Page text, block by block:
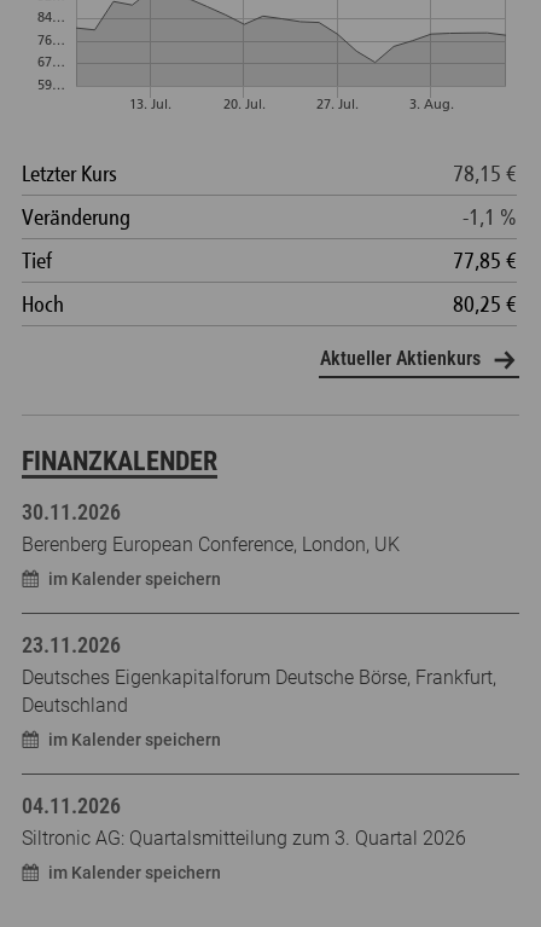
Aktueller Aktienkurs
FINANZKALENDER
30.11.2026
Berenberg European Conference, London, UK
im Kalender speichern
23.11.2026
Deutsches Eigenkapitalforum Deutsche Börse, Frankfurt,
Deutschland
im Kalender speichern
04.11.2026
Siltronic AG: Quartalsmitteilung zum 3. Quartal 2026
im Kalender speichern